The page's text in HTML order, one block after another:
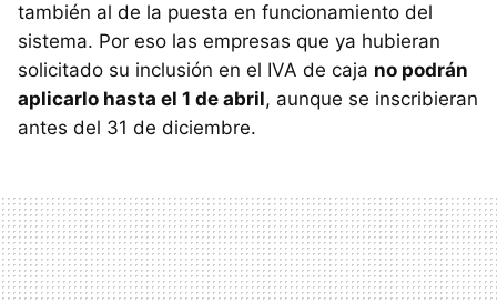
también al de la puesta en funcionamiento del
sistema. Por eso las empresas que ya hubieran
solicitado su inclusión en el IVA de caja no podrán
aplicarlo hasta el 1 de abril, aunque se inscribieran
antes del 31 de diciembre.